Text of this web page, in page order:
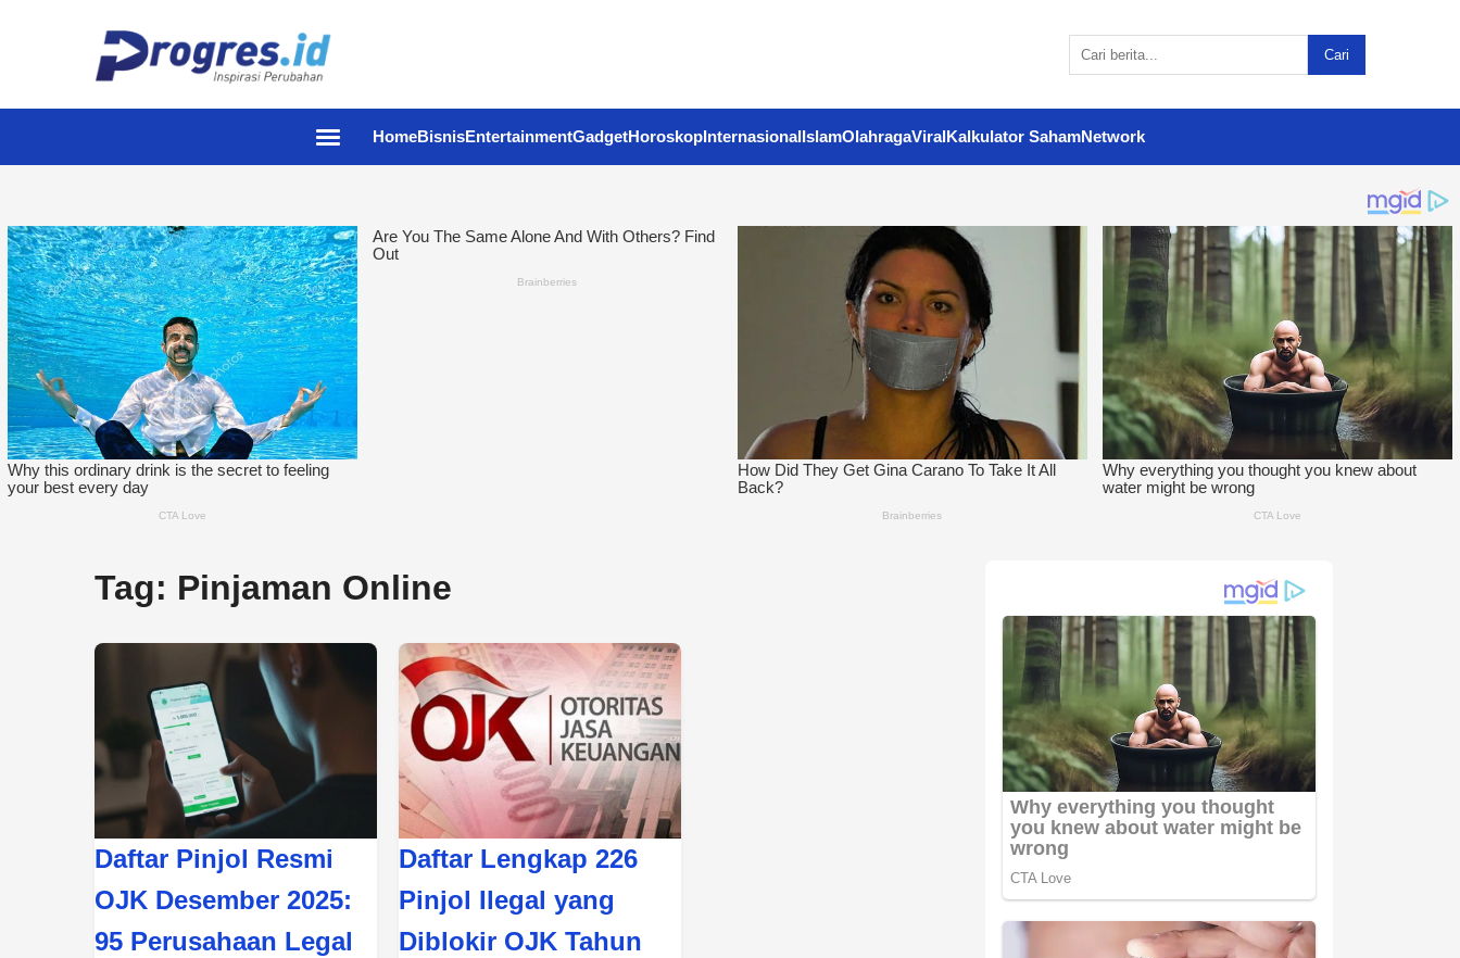
Cari
HomeBisnisEntertainmentGadgetHoroskopInternasionalIslamOlahragaViralKalkulator SahamNetwork
Tag: Pinjaman Online
Daftar Pinjol Resmi
OJK Desember 2025:
95 Perusahaan Legal
Daftar Lengkap 226
Pinjol Ilegal yang
Diblokir OJK Tahun